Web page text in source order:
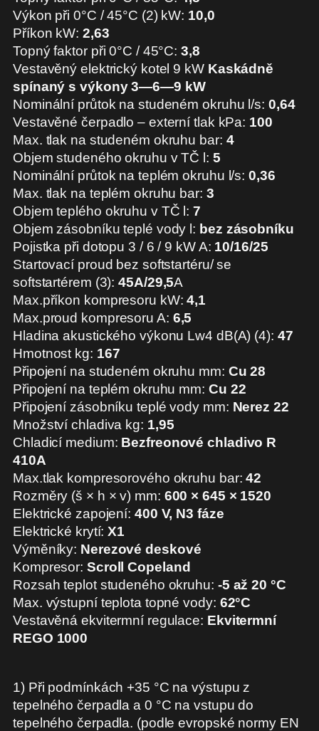
Výkon při 0°C / 45°C (2) kW: 10,0
Příkon kW: 2,63
Topný faktor při 0°C / 45°C:3,8
Vestavěný elektrický kotel 9 kW Kaskádně
spínaný s výkony 3—6—9 kW
Nominální průtok na studeném okruhu l/s: 0,64
Vestavěné čerpadlo – externí tlak kPa: 100
Max. tlak na studeném okruhu bar: 4
Objem studeného okruhu v TČ l: 5
Nominální průtok na teplém okruhu l/s:0,36
Max. tlak na teplém okruhu bar: 3
Objem teplého okruhu v TČ l:7
Objem zásobníku teplé vody l: bez zásobníku
Pojistka při dotopu 3 / 6 / 9 kW A: 10/16/25
Startovací proud bez softstartéru/ se
softstartérem (3):45A/29,5A
Max.příkon kompresoru kW:4,1
Max.proud kompresoru A: 6,5
Hladina akustického výkonu Lw4 dB(A) (4): 47
Hmotnost kg: 167
Připojení na studeném okruhu mm: Cu 28
Připojení na teplém okruhu mm: Cu 22
Připojení zásobníku teplé vody mm: Nerez 22
Množství chladiva kg: 1,95
Chladicí medium: Bezfreonové chladivo R
410A
Max.tlak kompresorového okruhu bar:42
Rozměry (š × h × v) mm: 600 × 645 × 1520
Elektrické zapojení: 400 V, N3 fáze
Elektrické krytí: X1
Výměníky: Nerezové deskové
Kompresor: Scroll Copeland
Rozsah teplot studeného okruhu: -5 až 20 °C
Max. výstupní teplota topné vody: 62°C
Vestavěná ekvitermní regulace: Ekvitermní
REGO 1000
1) Při podmínkách +35 °C na výstupu z
tepelného čerpadla a 0 °C na vstupu do
tepelného čerpadla. (podle evropské normy EN